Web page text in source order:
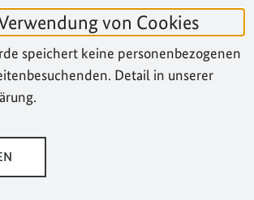
von Cookies
speichert keine personenbezogenen
Detail in unserer